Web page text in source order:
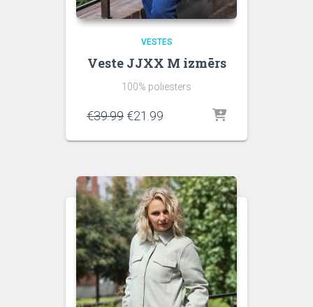
VESTES
Veste JJXX M izmērs
100% poliesters
€39.99 Original
was:
€21.99
is: